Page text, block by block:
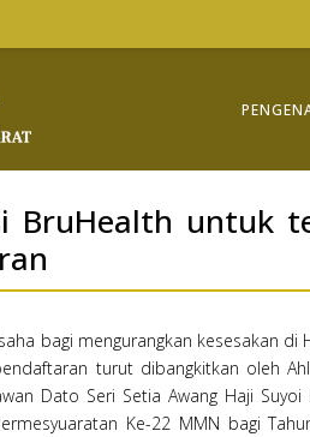
BruHealth untuk
bagi mengurangkan kesesakan
turut dibangkitkan oleh
Dato Seri Setia Awang Haji
Ke-22 MMN bagi